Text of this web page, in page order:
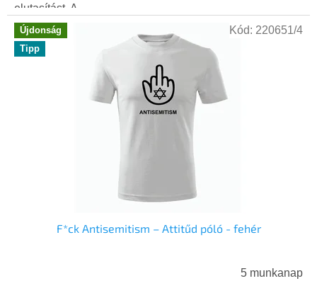
elutasítást. A...
Újdonság
Tipp
F*ck Antisemitism – Attitűd póló - fehér
5 munkanap
Kód: 220651/4